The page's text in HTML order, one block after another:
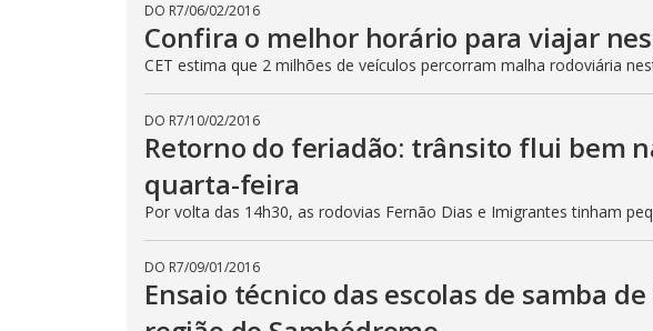
DO R7/06/02/2016
Confira o melhor horário para viajar
CET estima que 2 milhões de veículos percorram malha rodoviária
DO R7/10/02/2016
Retorno do feriadão: trânsito flui bem
quarta-feira
Por volta das 14h30, as rodovias Fernão Dias e Imigrantes tinham
DO R7/09/01/2016
Ensaio técnico das escolas de samba